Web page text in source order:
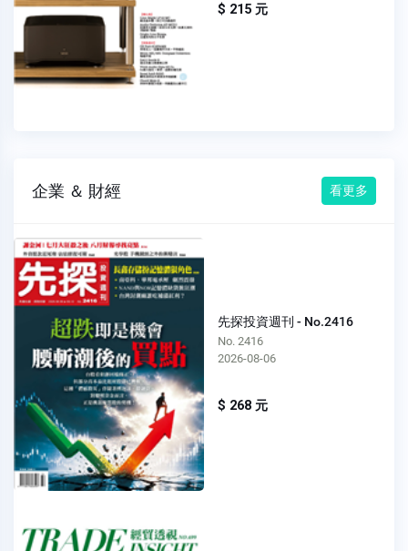
$ 215 元
企業 ＆ 財經 看更多
先探投資週刊 - No.2416
No. 2416
2026-08-06
$ 268 元